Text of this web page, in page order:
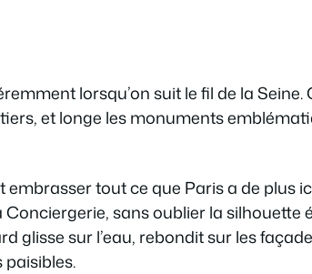
lorsqu’on suit le fil de la
et longe les monuments
embrasser tout ce que Paris a de plus
Conciergerie, sans oublier la
glisse sur l’eau, rebondit sur les